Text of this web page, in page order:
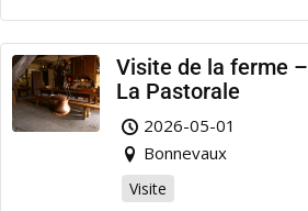
Visite de la ferme –
La Pastorale
2026-05-01
Bonnevaux
Visite